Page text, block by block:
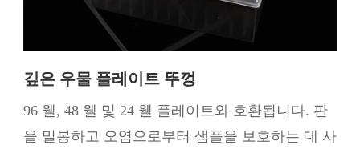
깊은 우물 플레이트 뚜껑
96 웰, 48 웰 및 24 웰 플레이트와 호환됩니다. 판
을 밀봉하고 오염으로부터 샘플을 보호하는 데 사